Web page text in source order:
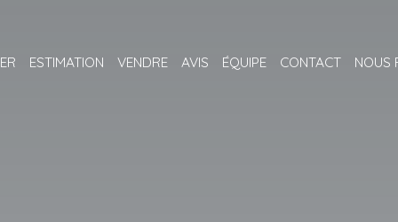
ESTIMATION VENDRE AVIS ÉQUIPE CONTACT NOUS